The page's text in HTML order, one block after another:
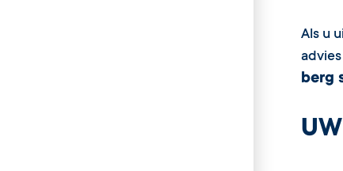
Als u
berg